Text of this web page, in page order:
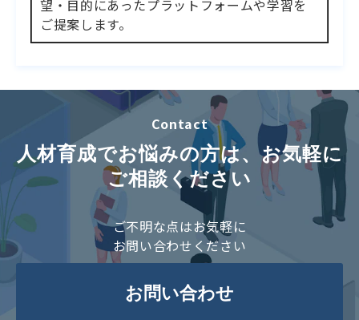
望・目的にあったプラットフォームや学習を
ご提案します。
Contact
人材育成でお悩みの方は、お気軽に
ご相談ください
ご不明な点はお気軽に
お問い合わせください
お問い合わせ